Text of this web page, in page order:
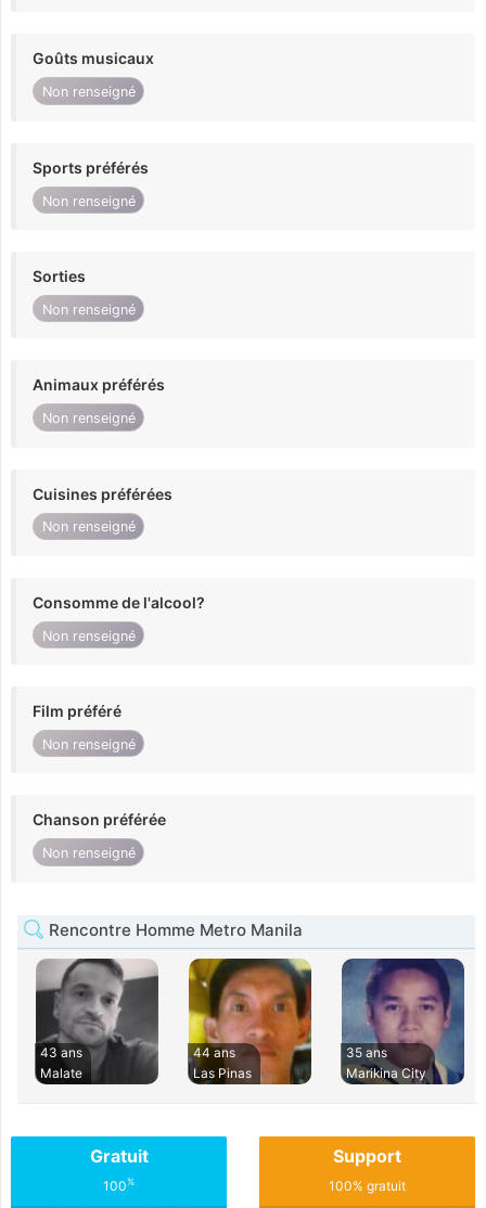
Goûts musicaux
Non renseigné
Sports préférés
Non renseigné
Sorties
Non renseigné
Animaux préférés
Non renseigné
Cuisines préférées
Non renseigné
Consomme de l'alcool?
Non renseigné
Film préféré
Non renseigné
Chanson préférée
Non renseigné
Rencontre Homme Metro Manila
43 ans
Malate
44 ans
Las Pinas
35 ans
Marikina City
Gratuit
100%
Support
100% gratuit